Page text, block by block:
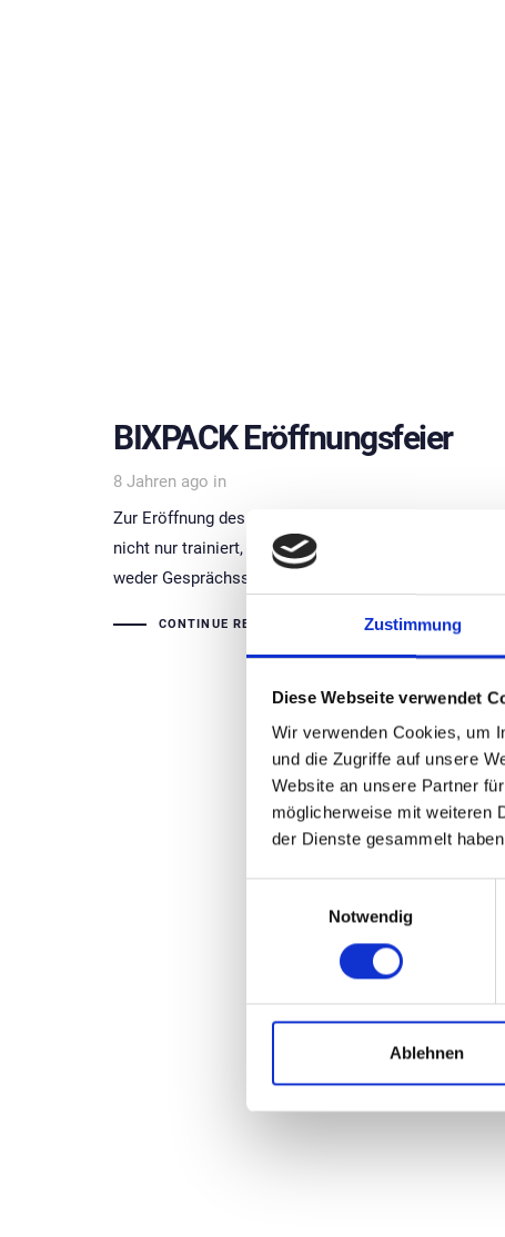
Zustimmung
Diese Webseite verwendet
Wir verwenden Cookies, um
und die Zugriffe auf unsere
Website an unsere Partner
möglicherweise mit weiteren
der Dienste gesammelt
Notwendig
Ablehnen
BIXPACK Eröffnungsfeier
8 Jahren ago in
Zur Eröffnung des ersten BIXPACK Tainingsstudios
nicht nur trainiert, sondern auch ordentlich gefeiert.
weder Gesprächsstoff noch Catering aus - für einen
CONTINUE READING